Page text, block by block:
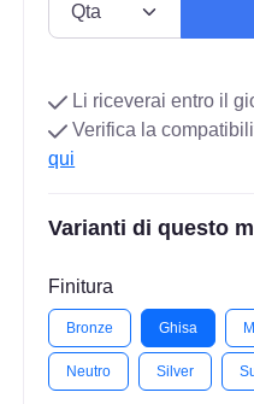
Li riceverai entro il
Verifica la
qui
Varianti di questo
Finitura
Bronze Ghisa
Neutro Silver